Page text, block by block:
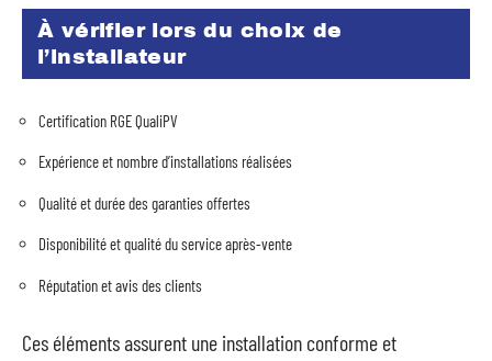
À vérifier lors du choix de
l’installateur
Certification RGE QualiPV
Expérience et nombre d’installations réalisées
Qualité et durée des garanties offertes
Disponibilité et qualité du service après-vente
Réputation et avis des clients
Ces éléments assurent une installation conforme et